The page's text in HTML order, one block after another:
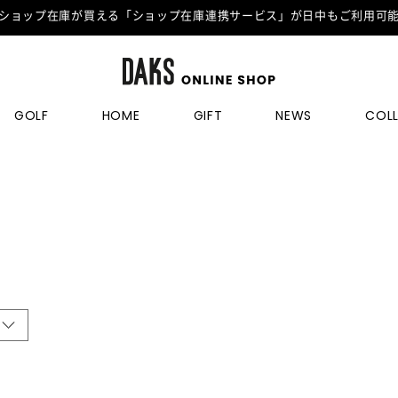
ョップ在庫が買える「ショップ在庫連携サービス」が日中もご利用可
GOLF HOME GIFT NEWS